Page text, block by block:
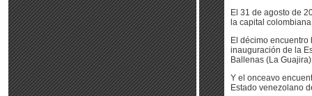
El 31 de agosto de
la capital
El décimo
inauguración de la
Ballenas (La
Y el onceavo
Estado venezolano